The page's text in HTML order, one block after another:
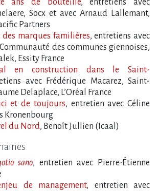
ans de bouteille, entretiens avec
Socx et avec Arnaud Lallemant,
Partners
marques familières, entretiens avec
des communes giennoises,
Essity France
en construction dans le Saint-
avec Frédérique Macarez, Saint-
Delaplace, L’Oréal France
et de toujours, entretien avec Céline
Kronenbourg
du Nord, Benoît Jullien (Icaal)
sano, entretien avec Pierre-Étienne
de management, entretien avec